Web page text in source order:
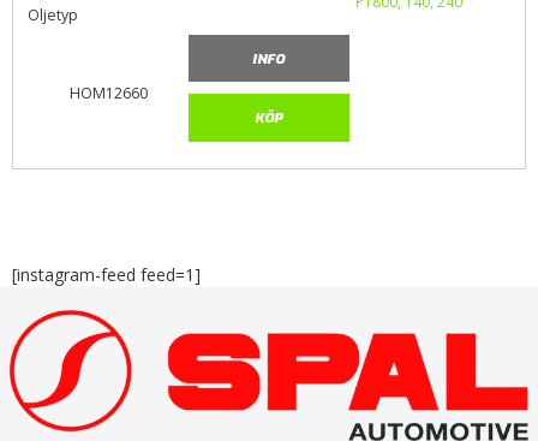
HOM12660
Oljetyp
INFO
KÖP
[instagram-feed feed=1]